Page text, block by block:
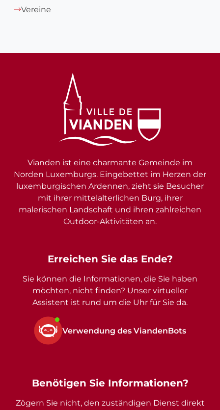
Vereine
Erreichen Sie das Ende?
Sie können die Informationen, die Sie haben
möchten, nicht finden? Unser virtueller
Assistent ist rund um die Uhr für Sie da.
Verwendung des ViandenBots
Vianden ist eine charmante Gemeinde im
Norden Luxemburgs. Eingebettet im Herzen der
luxemburgischen Ardennen, zieht sie Besucher
mit ihrer mittelalterlichen Burg, ihrer
malerischen Landschaft und ihren zahlreichen
Outdoor-Aktivitäten an.
Benötigen Sie Informationen?
Zögern Sie nicht, den zuständigen Dienst direkt